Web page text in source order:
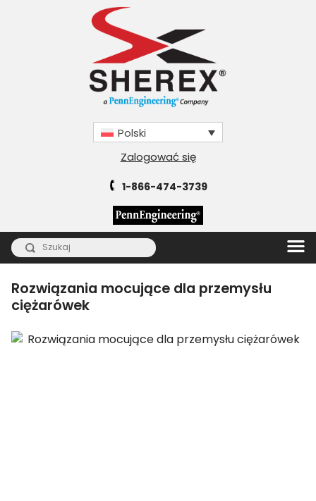
Polski
Zalogować się
1-866-474-3739
Rozwiązania mocujące dla przemysłu
ciężarówek